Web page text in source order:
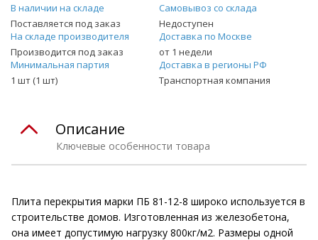
В наличии на складе
Поставляется под заказ
Самовывоз со склада
Недоступен
На складе производителя
Производится под заказ
Доставка по Москве
от 1 недели
Минимальная партия
1 шт (1 шт)
Доставка в регионы РФ
Транспортная компания
Ключевые особенности товара
Описание
Плита перекрытия марки ПБ 81-12-8 широко используется в
строительстве домов. Изготовленная из железобетона,
она имеет допустимую нагрузку 800кг/м2. Размеры одной